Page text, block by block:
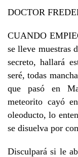
DOCTOR
CUANDO
se lleve muestras
secreto, hallará
seré, todas
que pasó en
meteorito cayó
oleoducto, lo
se disuelva por
Disculpará si le